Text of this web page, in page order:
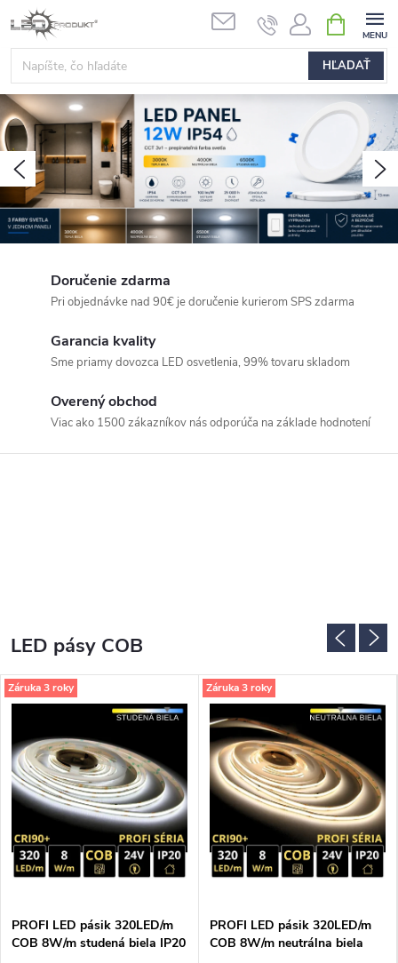
Prejsť
na
obsah
HĽADAŤ
KOŠÍK
L
E
D
o
s
v
Predchádzajúce
Doručenie zdarma
Pri objednávke nad 90€ je doručenie kurierom SPS zdarma
Garancia kvality
Sme priamy dovozca LED osvetlenia, 99% tovaru skladom
Overený obchod
Viac ako 1500 zákazníkov nás odporúča na základe hodnotení
LED pásy COB
Záruka 3 roky
PROFI LED pásik 320LED/m
COB 8W/m studená biela IP20
Záruka 3 roky
PROFI LED pásik 320LED/m
COB 8W/m neutrálna biela